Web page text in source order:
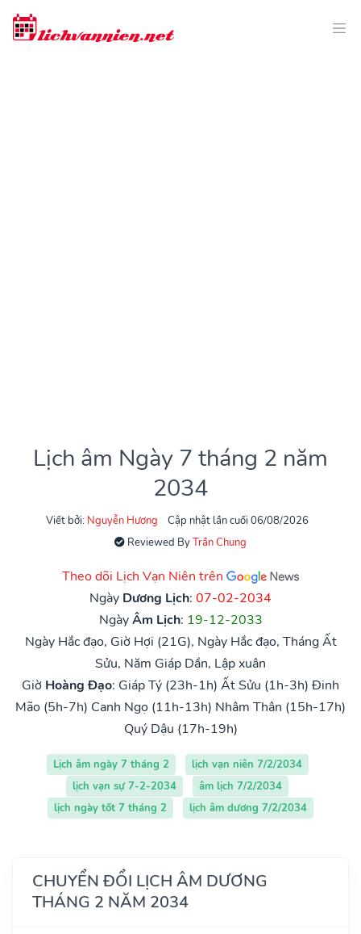
Lịch âm Ngày 7 tháng 2 năm
2034
Viết bởi: Nguyễn Hương
Cập nhật lần cuối 06/08/2026
Reviewed ByTrần Chung
Theo dõi Lịch Vạn Niên trên
Ngày Dương Lịch: 07-02-2034
NgàyÂm Lịch: 19-12-2033
Ngày Hắc đạo, Giờ Hợi (21G), Ngày Hắc đạo, Tháng Ất
Sửu, Năm Giáp Dần, Lập xuân
Giờ Hoàng Đạo: Giáp Tý (23h-1h) Ất Sửu (1h-3h) Đinh
Mão (5h-7h) Canh Ngọ (11h-13h) Nhâm Thân (15h-17h)
Quý Dậu (17h-19h)
Lịch âm ngày 7 tháng 2
lịch vạn niên 7/2/2034
lịch vạn sự 7-2-2034
âm lịch 7/2/2034
lịch ngày tốt 7 tháng 2
lịch âm dương 7/2/2034
CHUYỂN ĐỔI LỊCH ÂM DƯƠNG
THÁNG 2 NĂM 2034